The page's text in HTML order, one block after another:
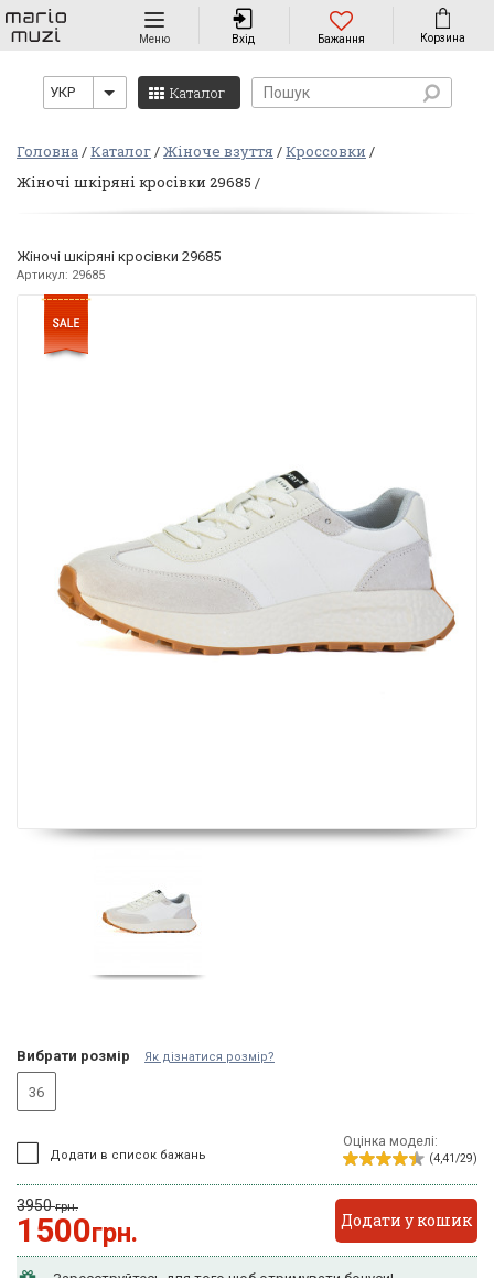
Навігація
Меню Вхід Бажання Корзина
УКР Каталог
Головна Каталог Жіноче взуття
Кроссовки
Жіночі шкіряні кросівки 29685
Жіночі шкіряні кросівки 29685
Артикул: 29685
Вибрати розмір Як дізнатися розмір?
36
Додати в список бажань
Оцінка моделі:
(4,41/29)
3950грн.
1500грн. Додати у кошик